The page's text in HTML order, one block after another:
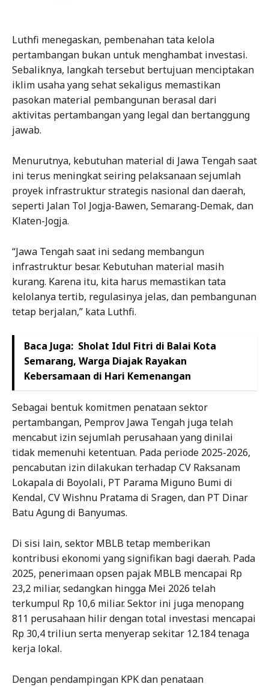
Luthfi menegaskan, pembenahan tata kelola
pertambangan bukan untuk menghambat investasi.
Sebaliknya, langkah tersebut bertujuan menciptakan
iklim usaha yang sehat sekaligus memastikan
pasokan material pembangunan berasal dari
aktivitas pertambangan yang legal dan bertanggung
jawab.
Menurutnya, kebutuhan material di Jawa Tengah saat
ini terus meningkat seiring pelaksanaan sejumlah
proyek infrastruktur strategis nasional dan daerah,
seperti Jalan Tol Jogja-Bawen, Semarang-Demak, dan
Klaten-Jogja.
“Jawa Tengah saat ini sedang membangun
infrastruktur besar. Kebutuhan material masih
kurang. Karena itu, kita harus memastikan tata
kelolanya tertib, regulasinya jelas, dan pembangunan
tetap berjalan,” kata Luthfi.
Baca Juga: Sholat Idul Fitri di Balai Kota
Semarang, Warga Diajak Rayakan
Kebersamaan di Hari Kemenangan
Sebagai bentuk komitmen penataan sektor
pertambangan, Pemprov Jawa Tengah juga telah
mencabut izin sejumlah perusahaan yang dinilai
tidak memenuhi ketentuan. Pada periode 2025-2026,
pencabutan izin dilakukan terhadap CV Raksanam
Lokapala di Boyolali, PT Parama Miguno Bumi di
Kendal, CV Wishnu Pratama di Sragen, dan PT Dinar
Batu Agung di Banyumas.
Di sisi lain, sektor MBLB tetap memberikan
kontribusi ekonomi yang signifikan bagi daerah. Pada
2025, penerimaan opsen pajak MBLB mencapai Rp
23,2 miliar, sedangkan hingga Mei 2026 telah
terkumpul Rp 10,6 miliar. Sektor ini juga menopang
811 perusahaan hilir dengan total investasi mencapai
Rp 30,4 triliun serta menyerap sekitar 12.184 tenaga
kerja lokal.
Dengan pendampingan KPK dan penataan